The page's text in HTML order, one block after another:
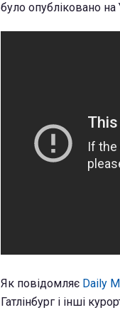
було опубліковано на
Як повідомляє Daily
Гатлінбург і інші